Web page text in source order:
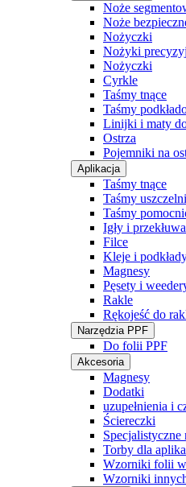
Noże
Noże
Nożyczki
Nożyki
Nożyczki
Cyrkle
Taśmy tnące
Taśmy
Linijki i maty
Ostrza
Pojemniki na
Aplikacja
Taśmy tnące
Taśmy
Taśmy
Igły i
Filce
Kleje i
Magnesy
Pęsety i
Rakle
Rękojeść do
Narzędzia PPF
Do folii PPF
Akcesoria
Magnesy
Dodatki
uzupełnienia i
Ściereczki
Specjalistyczne
Torby dla
Wzorniki folii
Wzorniki